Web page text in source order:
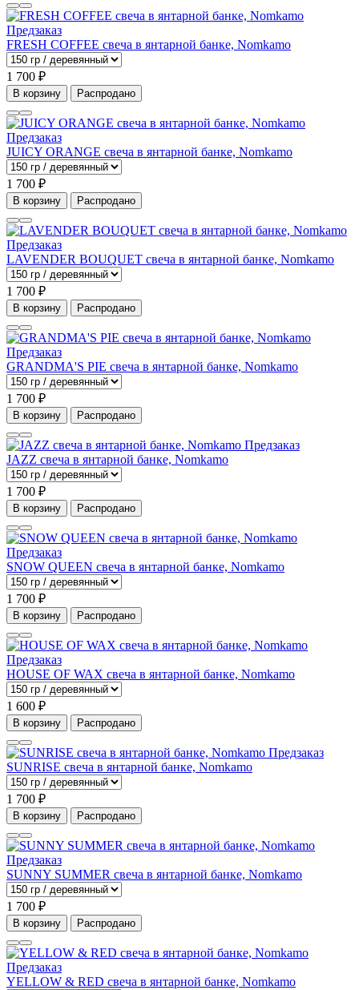
Предзаказ
FRESH COFFEE свеча в янтарной банке, Nomkamo
1 700 ₽
В корзину Распродано
Предзаказ
JUICY ORANGE свеча в янтарной банке, Nomkamo
1 700 ₽
В корзину Распродано
Предзаказ
LAVENDER BOUQUET свеча в янтарной банке, Nomkamo
1 700 ₽
В корзину Распродано
Предзаказ
GRANDMA'S PIE свеча в янтарной банке, Nomkamo
1 700 ₽
В корзину Распродано
Предзаказ
JAZZ свеча в янтарной банке, Nomkamo
1 700 ₽
В корзину Распродано
Предзаказ
SNOW QUEEN свеча в янтарной банке, Nomkamo
1 700 ₽
В корзину Распродано
Предзаказ
HOUSE OF WAX свеча в янтарной банке, Nomkamo
1 600 ₽
В корзину Распродано
Предзаказ
SUNRISE свеча в янтарной банке, Nomkamo
1 700 ₽
В корзину Распродано
Предзаказ
SUNNY SUMMER свеча в янтарной банке, Nomkamo
1 700 ₽
В корзину Распродано
Предзаказ
YELLOW & RED свеча в янтарной банке, Nomkamo